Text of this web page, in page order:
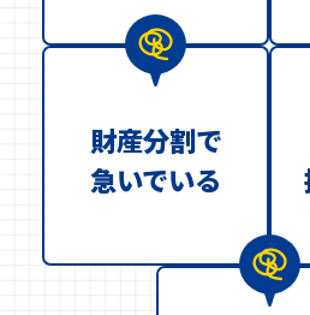
財産分割で
急いでいる